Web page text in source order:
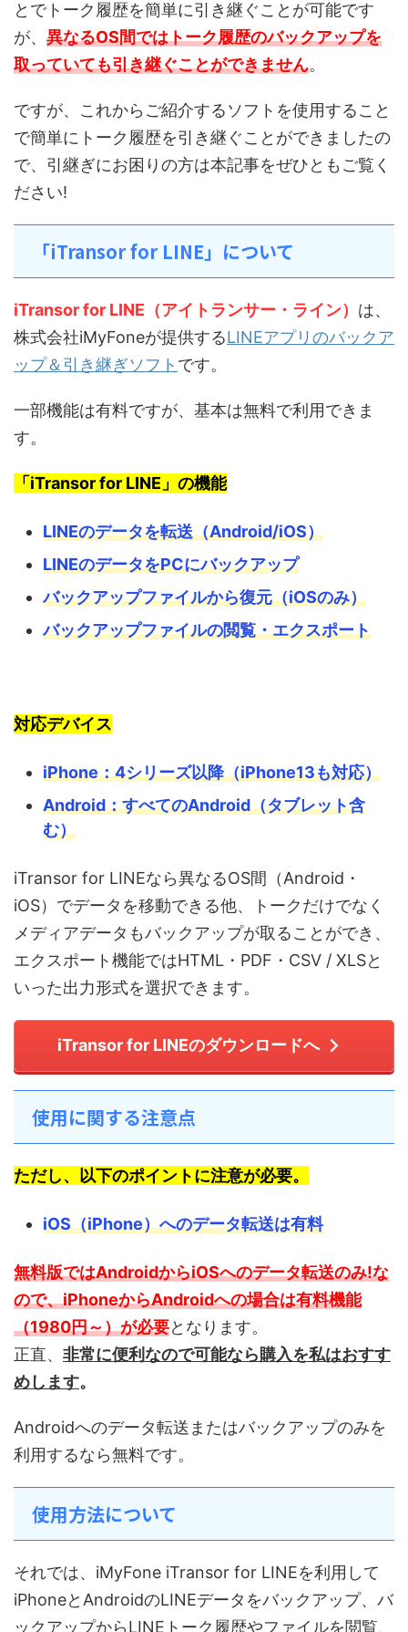
とでトーク履歴を簡単に引き継ぐことが可能です
が、 異なるOS間ではトーク履歴のバックアップを
取っていても引き継ぐことができません。
ですが、これからご紹介するソフトを使用すること
で簡単にトーク履歴を引き継ぐことができましたの
で、引継ぎにお困りの方は本記事をぜひともご覧く
ださい!
「iTransor for LINE」について
iTransor for LINE（アイトランサー・ライン） は、
株式会社iMyFoneが提供するLINEアプリのバックア
ップ＆引き継ぎソフト です。
一部機能は有料ですが、基本は無料で利用できま
す。
「iTransor for LINE」の機能
LINEのデータを転送（Android/iOS）
LINEのデータをPCにバックアップ
バックアップファイルから復元（iOSのみ）
バックアップファイルの閲覧・エクスポート
対応デバイス
iPhone：4シリーズ以降（iPhone13も対応）
Android：すべてのAndroid（タブレット含
む）
iTransor for LINEなら異なるOS間（Android・
iOS）でデータを移動できる他、トークだけでなく
メディアデータもバックアップが取ることができ、
エクスポート機能ではHTML・PDF・CSV / XLSと
いった出力形式を選択できます。
iTransor for LINEのダウンロードへ
使用に関する注意点
ただし、以下のポイントに注意が必要。
iOS（iPhone）へのデータ転送は有料
無料版ではAndroidからiOSへのデータ転送のみ!な
ので、iPhoneからAndroidへの場合は有料機能
（1980円～）が必要となります。
正直、 非常に便利なので可能なら購入を私はおすす
めします。
Androidへのデータ転送またはバックアップのみを
利用するなら無料です。
使用方法について
それでは、iMyFone iTransor for LINEを利用して
iPhoneとAndroidのLINEデータをバックアップ、バ
ックアップからLINEトーク履歴やファイルを閲覧、